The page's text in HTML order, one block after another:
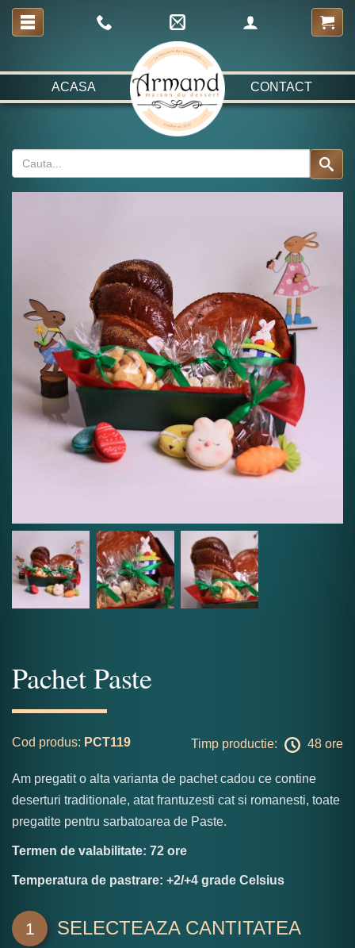
ACASA CONTACT
Pachet Paste
Cod produs: PCT119 Timp productie: 48 ore
Am pregatit o alta varianta de pachet cadou ce contine
deserturi traditionale, atat frantuzesti cat si romanesti, toate
pregatite pentru sarbatoarea de Paste.
Termen de valabilitate: 72 ore
Temperatura de pastrare: +2/+4 grade Celsius
1 SELECTEAZA CANTITATEA